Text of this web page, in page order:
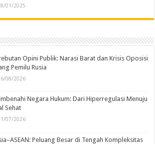
01/2025
Opini Publik: Narasi Barat dan Krisis Oposisi
Pemilu Rusia
08/2026
Negara Hukum: Dari Hiperregulasi Menuju
Sehat
07/2026
Peluang Besar di Tengah Kompleksitas